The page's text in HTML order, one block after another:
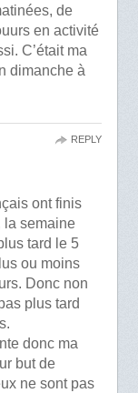
de
en activité
C’était ma
dimanche à
ont finis
la semaine
tard le 5
ou moins
Donc non
plus tard
donc ma
but de
ne sont pas
REPLY